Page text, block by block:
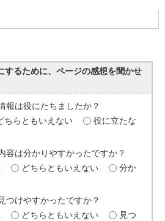
するために、ページの感想を聞かせ
報は役にたちましたか？
ちらともいえない
役に立たな
容は分かりやすかったですか？
どちらともいえない
分か
つけやすかったですか？
どちらともいえない
見つ